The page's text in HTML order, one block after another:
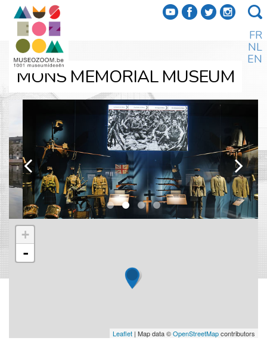
f a b e
FR
NL
EN
MONS MEMORIAL MUSEUM
k l
+
-
Leaflet | Map data ©OpenStreetMapcontributors